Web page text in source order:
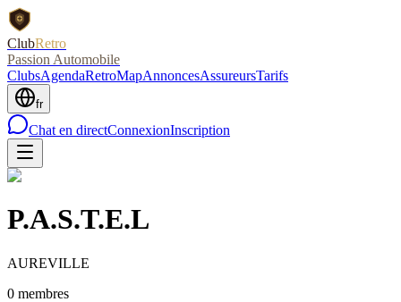
ClubRetro
Passion Automobile
ClubsAgendaRetroMapAnnoncesAssureursTarifs
fr
Chat en directConnexionInscription
P.A.S.T.E.L
AUREVILLE
0 membres